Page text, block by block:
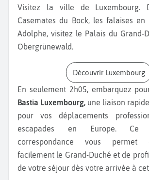
Visitez la ville de Luxembourg. Découvrez les
Casemates du Bock, les falaises
Adolphe, visitez le Palais du Grand-
Obergrünewald.
Découvrir Luxembourg
En seulement 2h05, embarquez
Bastia Luxembourg, une liaison
pour vos déplacements
escapades en Europe. Ce
correspondance vous permet
facilement le Grand-Duché et de
de votre séjour dès votre arrivée à